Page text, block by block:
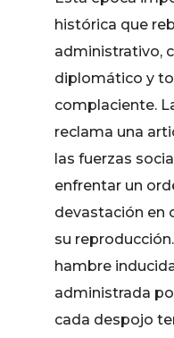
histórica que
administrativo,
diplomático y
complaciente.
reclama una
las fuerzas
enfrentar un
devastación en
su
hambre
administrada
cada despojo